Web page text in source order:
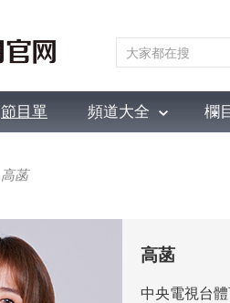
節目單 頻道大全 欄
綜藝
高菡
高菡
中央電視台